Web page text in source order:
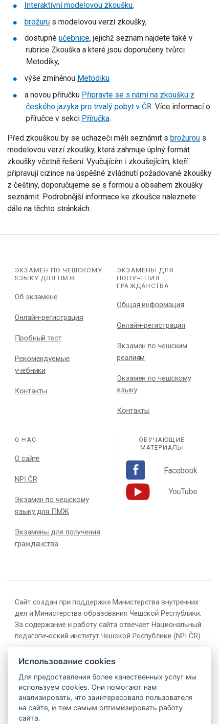
Interaktivní modelovou zkoušku,
brožurus modelovou verzí zkoušky,
dostupné učebnice, jejichž seznam najdete také v
rubrice Zkouška a které jsou doporučeny tvůrci
Metodiky,
výše zmíněnou Metodiku
a novou příručku Připravte se s námi na zkoušku z
českého jazyka pro trvalý pobyt v ČR. Více informací o
příručce v sekci Příručka.
Před zkouškou by se uchazeči měli seznámit s brožurou s
modelovou verzí zkoušky, která zahrnuje úplný formát
zkoušky včetně řešení. Vyučujícím i zkoušejícím, kteří
připravují cizince na úspěšné zvládnutí požadované zkoušky
z češtiny, doporučujeme se s formou a obsahem zkoušky
seznámit. Podrobnější informace ke zkoušce naleznete
dále na těchto stránkách.
ЭКЗАМЕН ПО ЧЕШСКОМУ
ЯЗЫКУ ДЛЯ ПМЖ
Об экзамене
Онлайн-регистрация
Пробный тест
Рекомендуемые
учебники
Контакты
ЭКЗАМЕНЫ ДЛЯ
ПОЛУЧЕНИЯ
ГРАЖДАНСТВА
Общая информация
Онлайн-регистрация
Экзамен по чешским
реалиям
Экзамен по чешскому
языку
Контакты
О НАС
О сайте
NPI ČR
Экзамен по чешскому
языку для ПМЖ
Экзамены для получения
гражданства
ОБУЧАЮЩИЕ
МАТЕРИАЛЫ
Facebook
YouTube
Сайт создан при поддержке Министерства внутренних
дел и Министерства образования Чешской Республики.
За содержание и работу сайта отвечает Национальный
педагогический институт Чешской Республики (NPI ČR).
Использование cookies
Для предоставления более качественных услуг мы
используем cookies. Они помогают нам
анализировать, что заинтересовало пользователя
на сайте, и тем самым оптимизировать работу
сайта.